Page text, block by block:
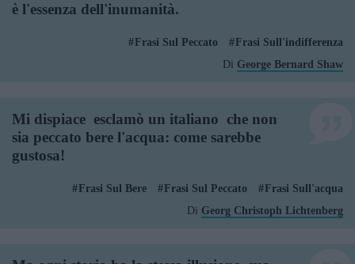
è l'essenza dell'inumanità.
Frasi Sul Peccato
Frasi Sull'indifferenza
Di George Bernard Shaw
Mi dispiace  esclamò un italiano  che non
sia peccato bere l'acqua: come sarebbe
gustosa!
Frasi Sul Bere Frasi Sul Peccato
Frasi Sull'acqua
Di Georg Christoph Lichtenberg